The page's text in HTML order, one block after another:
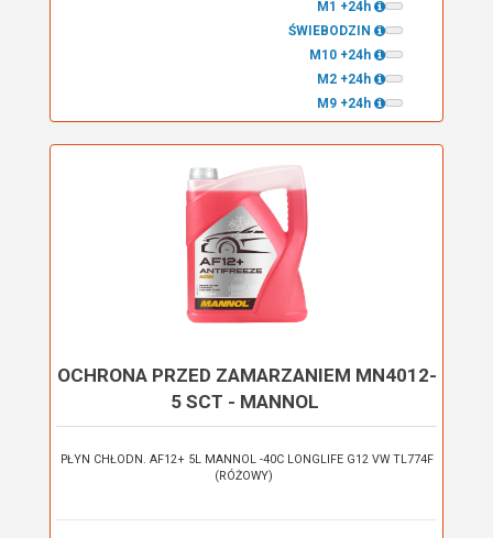
M1 +24h
ŚWIEBODZIN
M10 +24h
M2 +24h
M9 +24h
OCHRONA PRZED ZAMARZANIEM MN4012-
5 SCT - MANNOL
PŁYN CHŁODN. AF12+ 5L MANNOL -40C LONGLIFE G12 VW TL774F
(RÓŻOWY)